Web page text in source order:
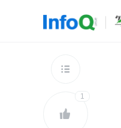
查看更多


1